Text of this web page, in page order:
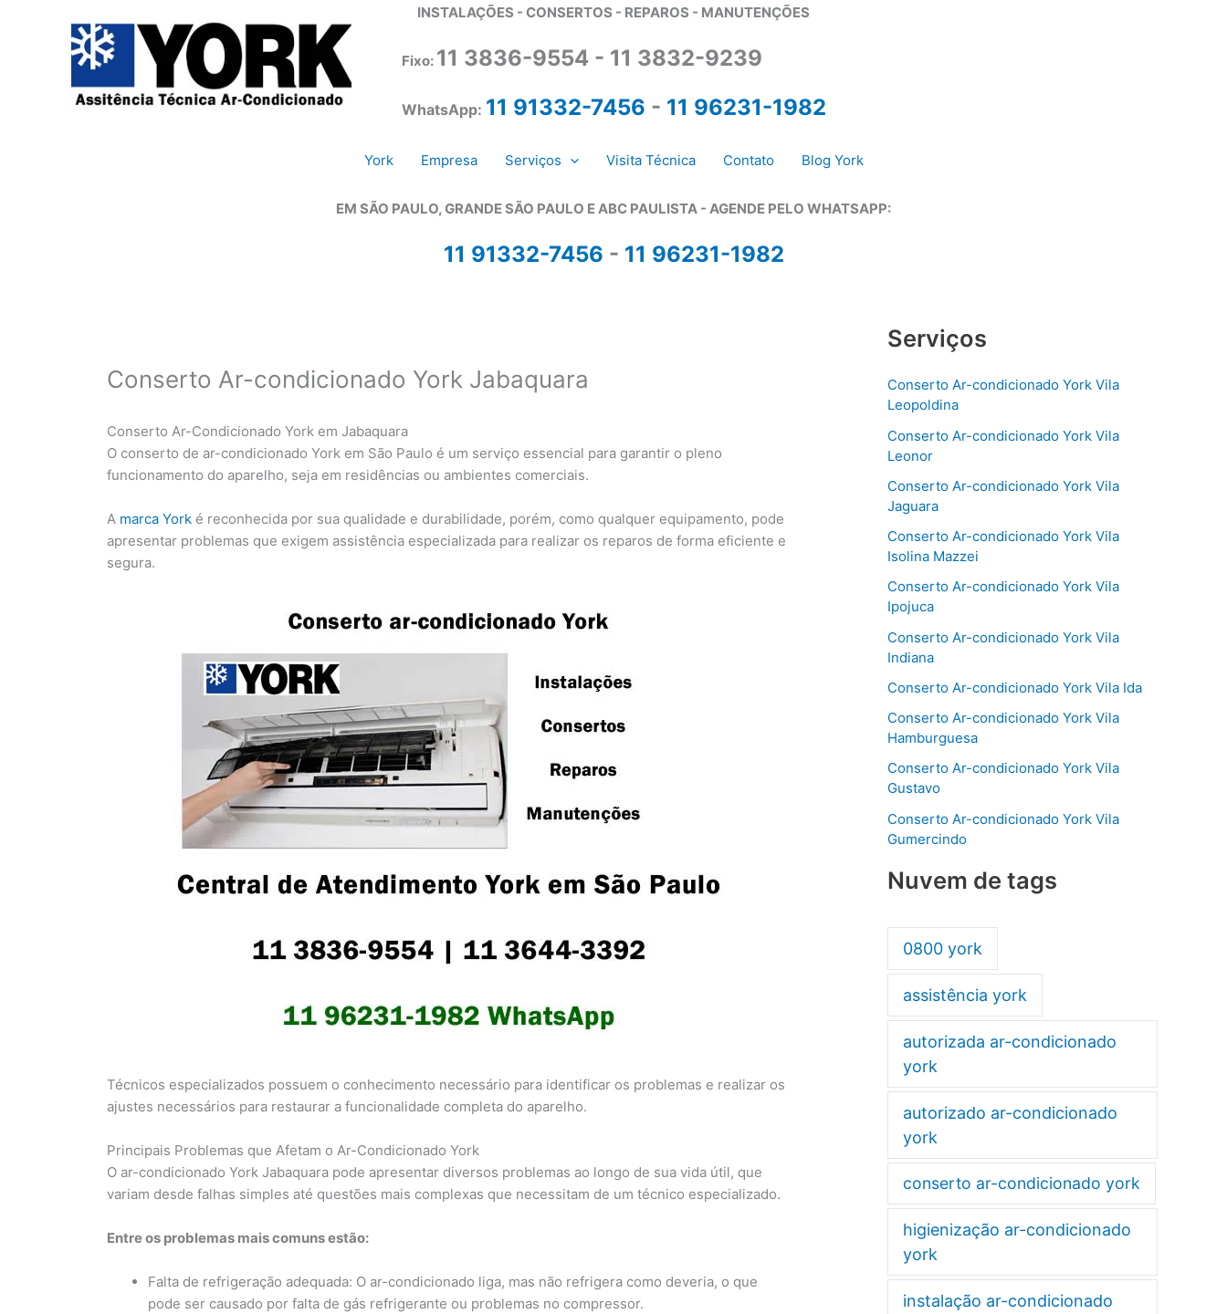
INSTALAÇÕES - CONSERTOS - REPAROS - MANUTENÇÕES
Fixo: 11 3836-9554 - 11 3832-9239
WhatsApp: 11 91332-7456 - 11 96231-1982
York Empresa Serviços Visita Técnica Contato Blog York
EM SÃO PAULO, GRANDE SÃO PAULO E ABC PAULISTA - AGENDE PELO WHATSAPP:
11 91332-7456 - 11 96231-1982
Conserto Ar-condicionado York Jabaquara
Conserto Ar-Condicionado York em Jabaquara
O conserto de ar-condicionado York em São Paulo é um serviço essencial para garantir o pleno
funcionamento do aparelho, seja em residências ou ambientes comerciais.
A marca York é reconhecida por sua qualidade e durabilidade, porém, como qualquer equipamento, pode
apresentar problemas que exigem assistência especializada para realizar os reparos de forma eficiente e
segura.
Técnicos especializados possuem o conhecimento necessário para identificar os problemas e realizar os
ajustes necessários para restaurar a funcionalidade completa do aparelho.
Principais Problemas que Afetam o Ar-Condicionado York
O ar-condicionado York Jabaquara pode apresentar diversos problemas ao longo de sua vida útil, que
variam desde falhas simples até questões mais complexas que necessitam de um técnico especializado.
Entre os problemas mais comuns estão:
Falta de refrigeração adequada: O ar-condicionado liga, mas não refrigera como deveria, o que
pode ser causado por falta de gás refrigerante ou problemas no compressor.
Serviços
Conserto Ar-condicionado York Vila
Leopoldina
Conserto Ar-condicionado York Vila
Leonor
Conserto Ar-condicionado York Vila
Jaguara
Conserto Ar-condicionado York Vila
Isolina Mazzei
Conserto Ar-condicionado York Vila
Ipojuca
Conserto Ar-condicionado York Vila
Indiana
Conserto Ar-condicionado York Vila Ida
Conserto Ar-condicionado York Vila
Hamburguesa
Conserto Ar-condicionado York Vila
Gustavo
Conserto Ar-condicionado York Vila
Gumercindo
Nuvem de tags
0800 york
assistência york
autorizada ar-condicionado
york
autorizado ar-condicionado
york
conserto ar-condicionado york
higienização ar-condicionado
york
instalação ar-condicionado